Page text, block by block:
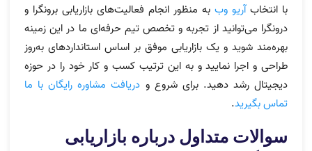
با انتخابآریو وب به منظور انجام فعالیت‌های بازاریابی برونگرا و
درونگرا می‌توانید از تجربه و تخصص تیم حرفه‌ای ما در این زمینه
بهره‌مند شوید و یک بازاریابی موفق بر اساس استانداردهای به‌روز
طراحی و اجرا نمایید و به این ترتیب کسب و کار خود را در حوزه
دیجیتال رشد دهید. برای شروع و دریافت مشاوره رایگان با ما
تماس بگیرید.
سوالات متداول درباره بازاریابی